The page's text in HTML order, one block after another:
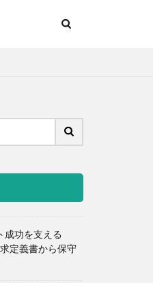
成功を支える
定義書から保守